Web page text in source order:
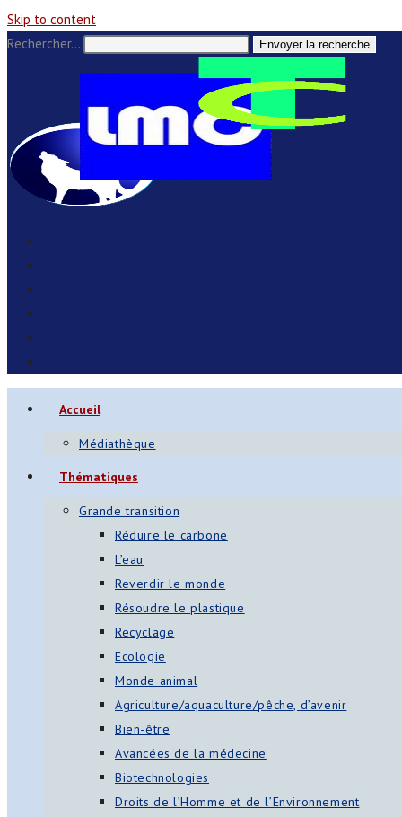
Skip to content
Rechercher…
Envoyer la recherche
Accueil
Médiathèque
Thématiques
Grande transition
Réduire le carbone
L’eau
Reverdir le monde
Résoudre le plastique
Recyclage
Ecologie
Monde animal
Agriculture/aquaculture/pêche, d’avenir
Bien-être
Avancées de la médecine
Biotechnologies
Droits de l’Homme et de l’Environnement